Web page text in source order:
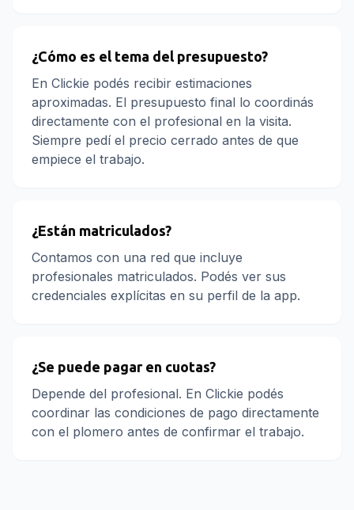
¿Cómo es el tema del presupuesto?
En Clickie podés recibir estimaciones
aproximadas. El presupuesto final lo coordinás
directamente con el profesional en la visita.
Siempre pedí el precio cerrado antes de que
empiece el trabajo.
¿Están matriculados?
Contamos con una red que incluye
profesionales matriculados. Podés ver sus
credenciales explícitas en su perfil de la app.
¿Se puede pagar en cuotas?
Depende del profesional. En Clickie podés
coordinar las condiciones de pago directamente
con el plomero antes de confirmar el trabajo.